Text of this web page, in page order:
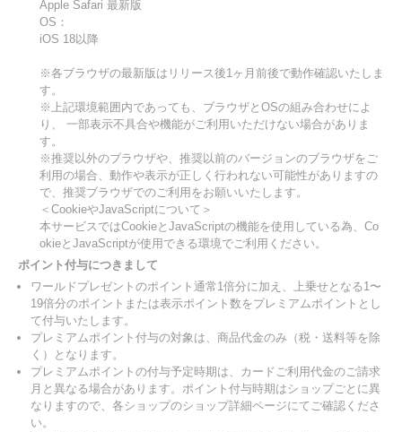
Apple Safari 最新版
OS：
iOS 18以降
※各ブラウザの最新版はリリース後1ヶ月前後で動作確認いたしま
す。
※上記環境範囲内であっても、ブラウザとOSの組み合わせによ
り、 一部表示不具合や機能がご利用いただけない場合がありま
す。
※推奨以外のブラウザや、推奨以前のバージョンのブラウザをご
利用の場合、動作や表示が正しく行われない可能性がありますの
で、推奨ブラウザでのご利用をお願いいたします。
＜CookieやJavaScriptについて＞
本サービスではCookieとJavaScriptの機能を使用している為、Co
okieとJavaScriptが使用できる環境でご利用ください。
ポイント付与につきまして
ワールドプレゼントのポイント通常1倍分に加え、上乗せとなる1〜
19倍分のポイントまたは表示ポイント数をプレミアムポイントとし
て付与いたします。
プレミアムポイント付与の対象は、商品代金のみ（税・送料等を除
く）となります。
プレミアムポイントの付与予定時期は、カードご利用代金のご請求
月と異なる場合があります。ポイント付与時期はショップごとに異
なりますので、各ショップのショップ詳細ページにてご確認くださ
い。